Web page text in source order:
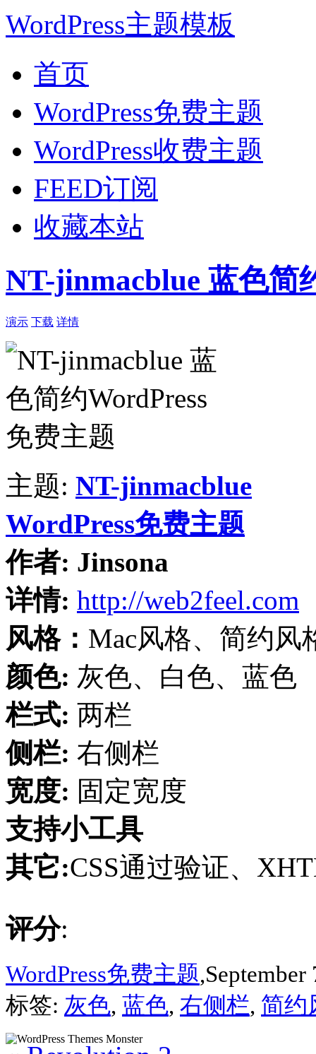
WordPress主题模板
首页
WordPress免费主题
WordPress收费主题
FEED订阅
收藏本站
NT-jinmacblue 蓝色简
演示 下载 详情
主题: NT-jinmacblue
WordPress免费主题
作者: Jinsona
详情: http://web2feel.com
风格： Mac风格、简约风
颜色: 灰色、白色、蓝色
栏式: 两栏
侧栏: 右侧栏
宽度: 固定宽度
支持小工具
其它:CSS通过验证、
评分:
WordPress免费主题,September
标签: 灰色, 蓝色, 右侧栏, 简约